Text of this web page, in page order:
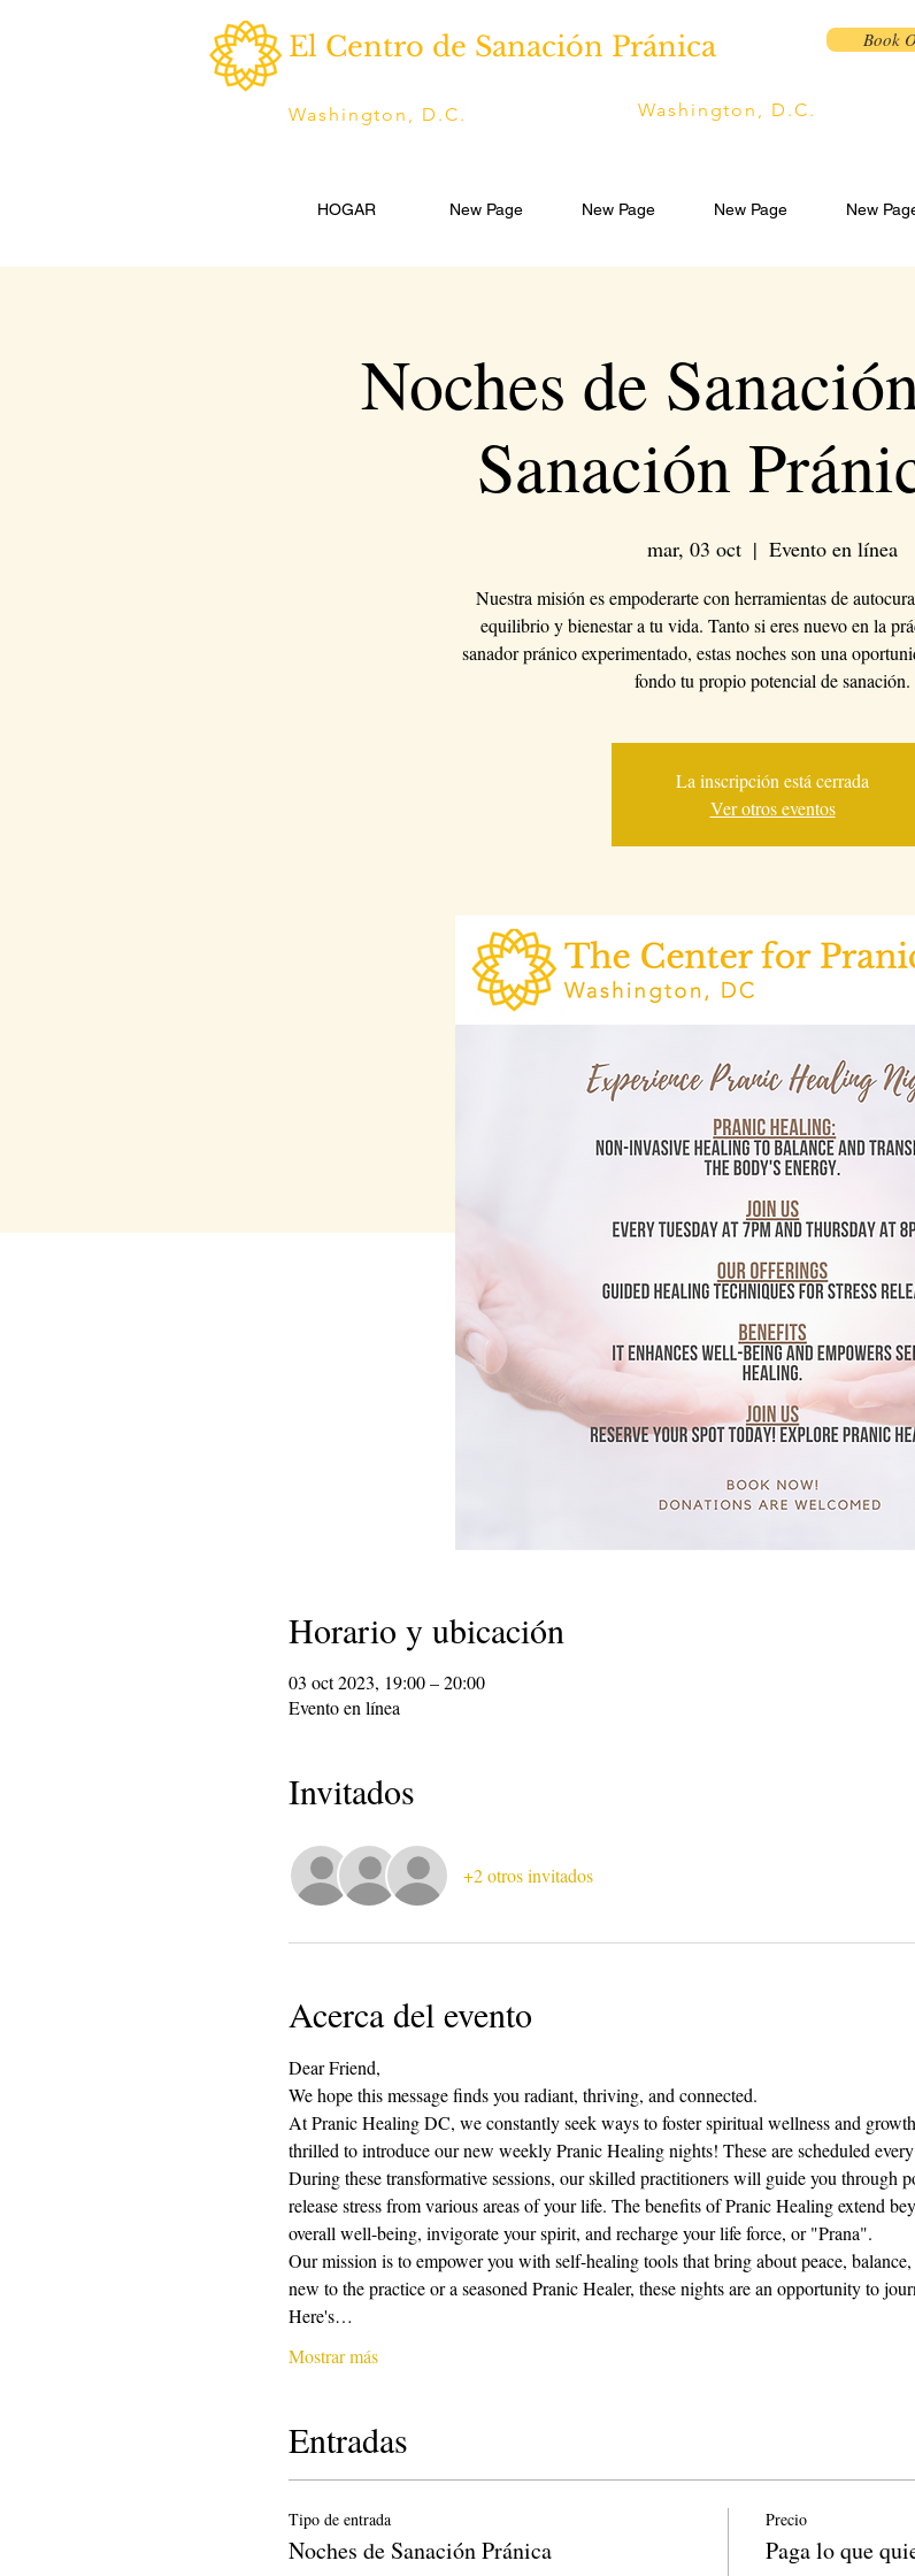
El Centro de Sanación Pránica Book
Washington, D.C. Washington, D.C.
HOGAR New Page New Page New Page New
Noches de
Sanación
mar, 03 oct
  |
Evento en línea
Nuestra misión es empoderarte con herramientas de
equilibrio y bienestar a tu vida. Tanto si eres nuevo en la
sanador pránico experimentado, estas noches son una
fondo tu propio potencial de sanación.
La inscripción está cerrada
Ver otros eventos
Horario y ubicación
03 oct 2023, 19:00 – 20:00
Evento en línea
Invitados
+2 otros invitados
Acerca del evento
Dear Friend,
We hope this message finds you radiant, thriving, and connected.
At Pranic Healing DC, we constantly seek ways to foster spiritual wellness and
thrilled to introduce our new weekly Pranic Healing nights! These are scheduled
During these transformative sessions, our skilled practitioners will guide you through
release stress from various areas of your life. The benefits of Pranic Healing extend
overall well-being, invigorate your spirit, and recharge your life force, or "Prana".
Our mission is to empower you with self-healing tools that bring about peace,
new to the practice or a seasoned Pranic Healer, these nights are an opportunity to
Here's…
Mostrar más
Entradas
Tipo de entrada
Noches de Sanación Pránica
Precio
Paga lo que